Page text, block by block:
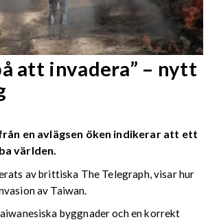
att invadera” – nytt
en avlägsen öken indikerar att ett
världen.
av brittiska The Telegraph, visar hur
av Taiwan.
byggnader och en korrekt